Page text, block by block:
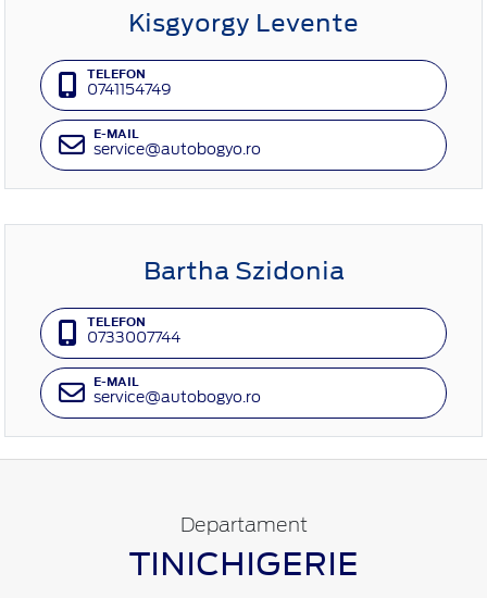
Kisgyorgy Levente
TELEFON
0741154749
E-MAIL
service@autobogyo.ro
Bartha Szidonia
TELEFON
0733007744
E-MAIL
service@autobogyo.ro
Departament
TINICHIGERIE